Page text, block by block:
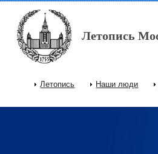
Перейти к основному содержанию
Летопись
Главное меню
Летопись Наши люди